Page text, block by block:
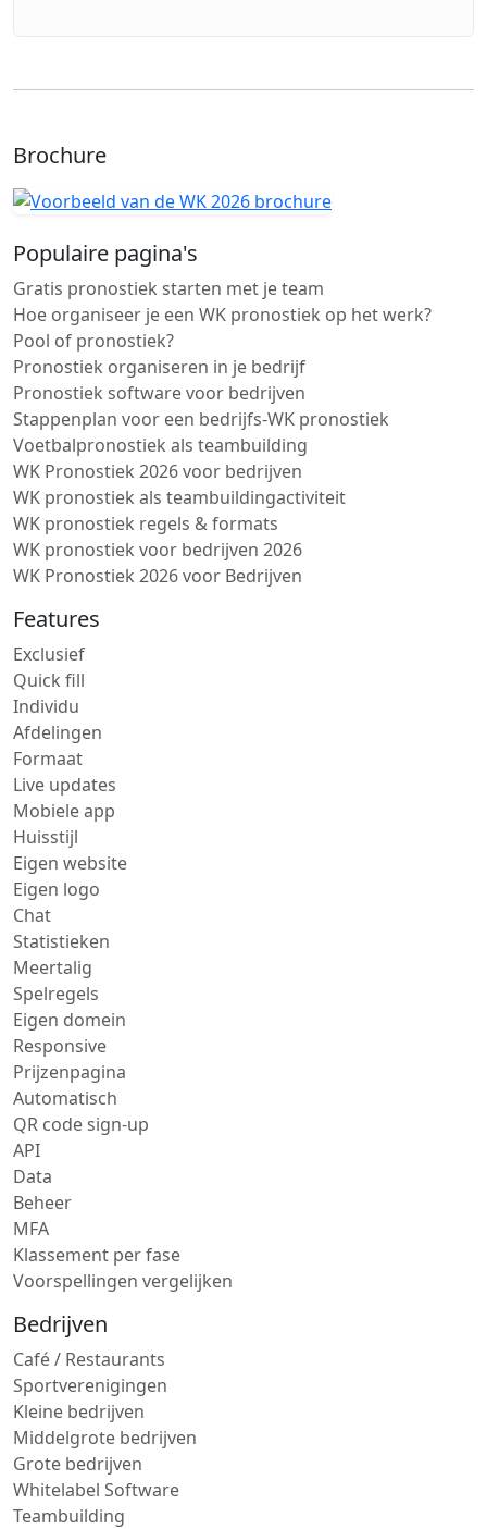
Brochure
Populaire pagina's
Gratis pronostiek starten met je team
Hoe organiseer je een WK pronostiek op het werk?
Pool of pronostiek?
Pronostiek organiseren in je bedrijf
Pronostiek software voor bedrijven
Stappenplan voor een bedrijfs-WK pronostiek
Voetbalpronostiek als teambuilding
WK Pronostiek 2026 voor bedrijven
WK pronostiek als teambuildingactiviteit
WK pronostiek regels & formats
WK pronostiek voor bedrijven 2026
WK Pronostiek 2026 voor Bedrijven
Features
Exclusief
Quick fill
Individu
Afdelingen
Formaat
Live updates
Mobiele app
Huisstijl
Eigen website
Eigen logo
Chat
Statistieken
Meertalig
Spelregels
Eigen domein
Responsive
Prijzenpagina
Automatisch
QR code sign-up
API
Data
Beheer
MFA
Klassement per fase
Voorspellingen vergelijken
Bedrijven
Café / Restaurants
Sportverenigingen
Kleine bedrijven
Middelgrote bedrijven
Grote bedrijven
Whitelabel Software
Teambuilding